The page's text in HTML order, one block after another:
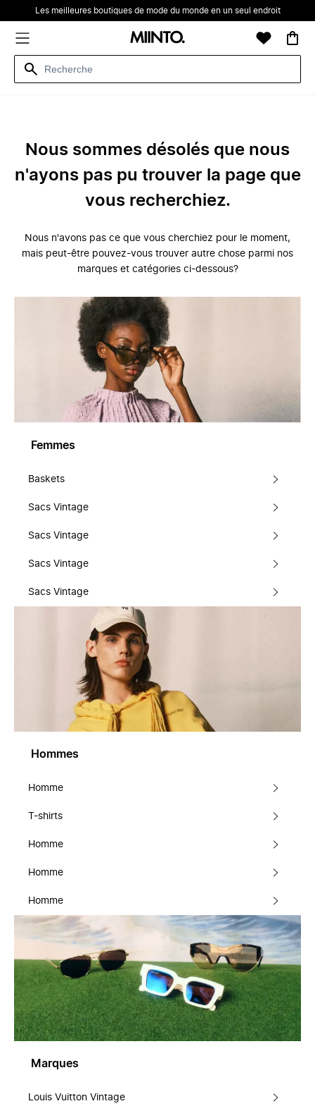
Les meilleures boutiques de mode du monde en un seul endroit
Nous sommes désolés que nous
n'ayons pas pu trouver la page que
vous recherchiez.
Nous n'avons pas ce que vous cherchiez pour le moment,
mais peut-être pouvez-vous trouver autre chose parmi nos
marques et catégories ci-dessous?
Femmes
Baskets
Sacs Vintage
Sacs Vintage
Sacs Vintage
Sacs Vintage
Hommes
Homme
T-shirts
Homme
Homme
Homme
Marques
Louis Vuitton Vintage